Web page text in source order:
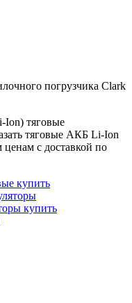
погрузчика Clark
Ion) тяговые
тяговые АКБ Li-Ion
с доставкой по
купить
купить